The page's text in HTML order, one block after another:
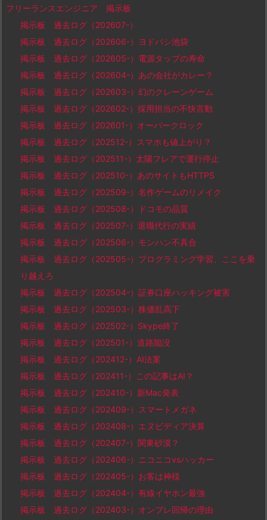
フリーランスエンジニア 掲示板
掲示板 過去ログ（202607-）
掲示板 過去ログ（202606-）ヨドバシ池袋
掲示板 過去ログ（202605-）電源タップの寿命
掲示板 過去ログ（202604-）あの会社がカレー？
掲示板 過去ログ（202603-）幻のクレーンゲーム
掲示板 過去ログ（202602-）採用担当の不快言動
掲示板 過去ログ（202601-）オーバークロック
掲示板 過去ログ（202512-）スマホも値上がり？
掲示板 過去ログ（202511-）太陽フレアで運行停止
掲示板 過去ログ（202510-）あのサイトもHTTPS
掲示板 過去ログ（202509-）名作ゲームのリメイク
掲示板 過去ログ（202508-）ドコモの品質
掲示板 過去ログ（202507-）退職代行の実績
掲示板 過去ログ（202506-）モンハン不具合
掲示板 過去ログ（202505-）プログラミング学習、ここを乗
り越えろ
掲示板 過去ログ（202504-）証券口座ハッキング被害
掲示板 過去ログ（202503-）株価乱高下
掲示板 過去ログ（202502-）Skype終了
掲示板 過去ログ（202501-）道路陥没
掲示板 過去ログ（202412-）AI法案
掲示板 過去ログ（202411-）この記事はAI？
掲示板 過去ログ（202410-）新Mac発表
掲示板 過去ログ（202409-）スマートメガネ
掲示板 過去ログ（202408-）エヌビディア決算
掲示板 過去ログ（202407-）関東砂漠？
掲示板 過去ログ（202406-）ニコニコvsハッカー
掲示板 過去ログ（202405-）お客は神様
掲示板 過去ログ（202404-）有線イヤホン最強
掲示板 過去ログ（202403-）オンプレ回帰の理由